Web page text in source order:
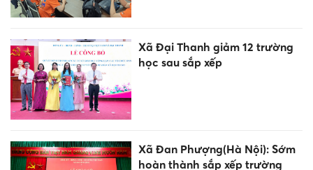
Xã Đại Thanh giảm 12 trường
học sau sắp xếp
Xã Đan Phượng(Hà Nội): Sớm
hoàn thành sắp xếp trường